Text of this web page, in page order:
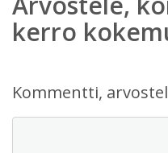
kerro
Kommentti,